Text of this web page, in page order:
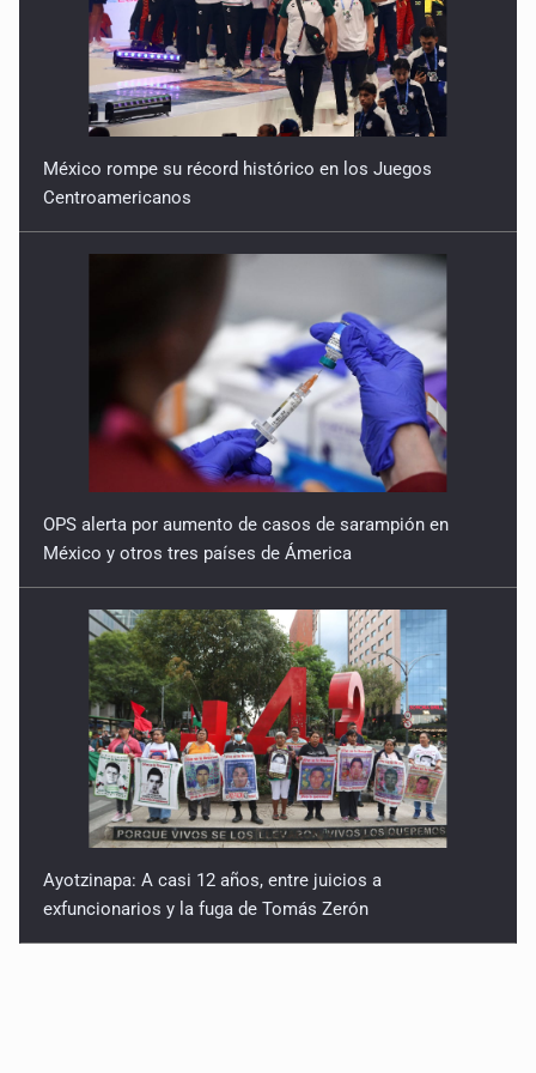
14 de Febrero de 2026
México rompe su récord histórico en los Juegos
Centroamericanos
OPS alerta por aumento de casos de sarampión en
México y otros tres países de Ámerica
Ayotzinapa: A casi 12 años, entre juicios a
exfuncionarios y la fuga de Tomás Zerón